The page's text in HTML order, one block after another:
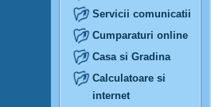
Servicii comunicatii
Cumparaturi online
Casa si Gradina
Calculatoare si
internet